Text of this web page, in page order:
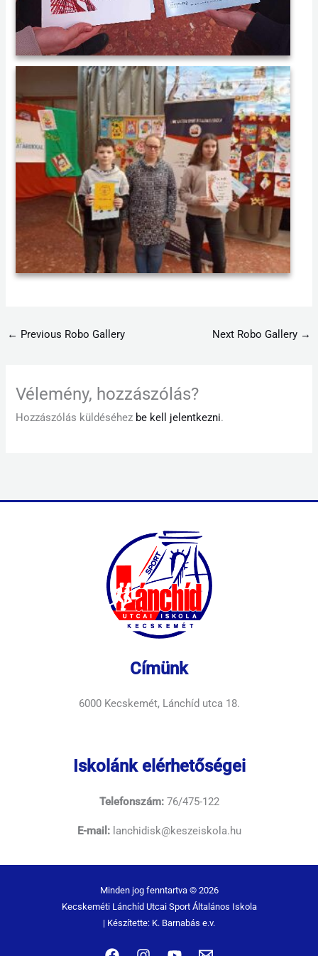
← Previous Robo Gallery Next Robo Gallery →
Vélemény, hozzászólás?
Hozzászólás küldéséhez be kell jelentkezni.
Címünk
6000 Kecskemét, Lánchíd utca 18.
Iskolánk elérhetőségei
Telefonszám:76/475-122
E-mail:lanchidisk@keszeiskola.hu
Minden jog fenntartva © 2026
Kecskeméti Lánchíd Utcai Sport Általános Iskola
| Készítette: K. Barnabás e.v.